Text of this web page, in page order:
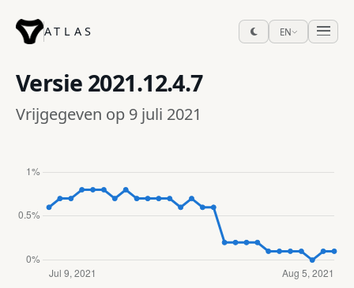
ATLAS EN
Versie 2021.12.4.7
Vrijgegeven op 9 juli 2021